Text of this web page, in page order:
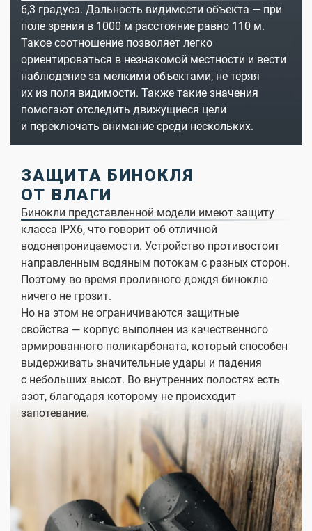
6,3 градуса. Дальность видимости объекта — при
поле зрения в 1000 м расстояние равно 110 м.
Такое соотношение позволяет легко
ориентироваться в незнакомой местности и вести
наблюдение за мелкими объектами, не теряя
их из поля видимости. Также такие значения
помогают отследить движущиеся цели
и переключать внимание среди нескольких.
ЗАЩИТА БИНОКЛЯ
ОТ ВЛАГИ
Бинокли представленной модели имеют защиту
класса IPX6, что говорит об отличной
водонепроницаемости. Устройство противостоит
направленным водяным потокам с разных сторон.
Поэтому во время проливного дождя биноклю
ничего не грозит.
Но на этом не ограничиваются защитные
свойства — корпус выполнен из качественного
армированного поликарбоната, который способен
выдерживать значительные удары и падения
с небольших высот. Во внутренних полостях есть
азот, благодаря которому не происходит
запотевание.